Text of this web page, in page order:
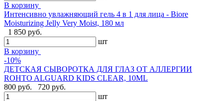
В корзину
Интенсивно увлажняющий гель 4 в 1 для лица - Biore
Moisturizing Jelly Very Moist, 180 мл
1 850 руб.
шт
В корзину
-10%
ДЕТСКАЯ СЫВОРОТКА ДЛЯ ГЛАЗ ОТ АЛЛЕРГИИ
ROHTO ALGUARD KIDS CLEAR, 10ML
800 руб.
720 руб.
шт